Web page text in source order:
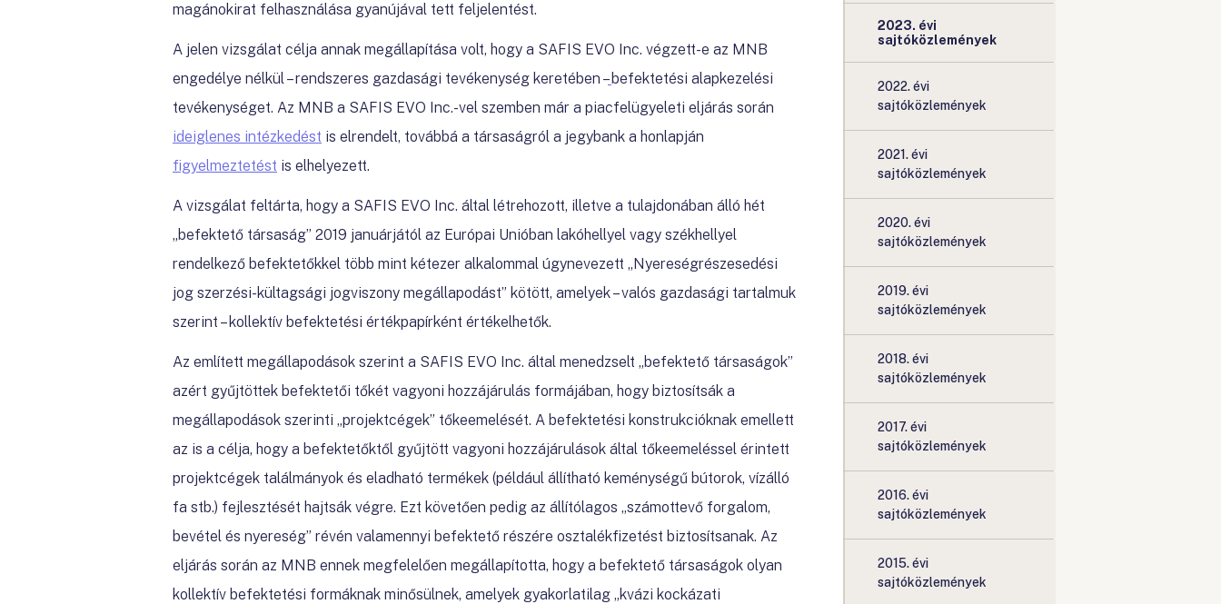
magánokirat felhasználása gyanújával tett feljelentést.
A jelen vizsgálat célja annak megállapítása volt, hogy a SAFIS EVO Inc. végzett-e az MNB
engedélye nélkül – rendszeres gazdasági tevékenység keretében – befektetési alapkezelési
tevékenységet. Az MNB a SAFIS EVO Inc.-vel szemben már a piacfelügyeleti eljárás során
ideiglenes intézkedést is elrendelt, továbbá a társaságról a jegybank a honlapján
figyelmeztetést is elhelyezett.
A vizsgálat feltárta, hogy a SAFIS EVO Inc. által létrehozott, illetve a tulajdonában álló hét
„befektető társaság” 2019 januárjától az Európai Unióban lakóhellyel vagy székhellyel
rendelkező befektetőkkel több mint kétezer alkalommal úgynevezett „Nyereségrészesedési
jog szerzési-kültagsági jogviszony megállapodást” kötött, amelyek – valós gazdasági tartalmuk
szerint – kollektív befektetési értékpapírként értékelhetők.
Az említett megállapodások szerint a SAFIS EVO Inc. által menedzselt „befektető társaságok”
azért gyűjtöttek befektetői tőkét vagyoni hozzájárulás formájában, hogy biztosítsák a
megállapodások szerinti „projektcégek” tőkeemelését. A befektetési konstrukcióknak emellett
az is a célja, hogy a befektetőktől gyűjtött vagyoni hozzájárulások által tőkeemeléssel érintett
projektcégek találmányok és eladható termékek (például állítható keménységű bútorok, vízálló
fa stb.) fejlesztését hajtsák végre. Ezt követően pedig az állítólagos „számottevő forgalom,
bevétel és nyereség” révén valamennyi befektető részére osztalékfizetést biztosítsanak. Az
eljárás során az MNB ennek megfelelően megállapította, hogy a befektető társaságok olyan
kollektív befektetési formáknak minősülnek, amelyek gyakorlatilag „kvázi kockázati
2023. évi
sajtóközlemények
2022. évi
sajtóközlemények
2021. évi
sajtóközlemények
2020. évi
sajtóközlemények
2019. évi
sajtóközlemények
2018. évi
sajtóközlemények
2017. évi
sajtóközlemények
2016. évi
sajtóközlemények
2015. évi
sajtóközlemények